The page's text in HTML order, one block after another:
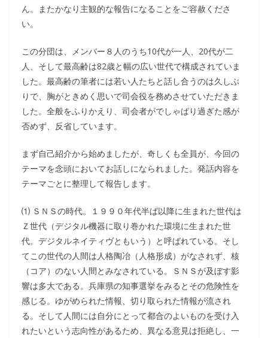
ん。またかなり主観的な報告になることをご容赦くださ
い。
この分団は、メンバー８人のうち10代が一人、20代が二
人、そして最高齢は82歳と幅の広い世代で構成されていま
した。最高齢の筆者には若い人たちと話し合うのは久しぶ
りで、胸がときめく思いで司会役を務めさせていただきま
した。全般をふりかえり、司会者がでしゃばり過ぎた感が
否めず、反省しています。
まず自己紹介から始めましたが、奇しくも全員が、今回の
テーマを念頭においてお話しになられました。発話内容を
テーマごとに整理して報告します。
⑴ ＳＮＳの時代。１９９０年代半ば以降に生まれた世代は
Ｚ世代（デジタル機器に取り巻かれた環境に生まれた世
代。デジタルネイティヴともいう）と呼ばれている。そし
てこの世代の人間は人格陶冶（人格形成）がなされず、核
（コア）のない人間とみなされている。ＳＮＳが及ぼす影
響は多大である。兵庫県の知事選挙をみるとその危険性を
感じる。ゆがめられた情報、切り取られた情報が流され
る。そして人間には自分にとって都合のよいものを受け入
れたいという志向性があるため、異なる意見は拒絶し、一